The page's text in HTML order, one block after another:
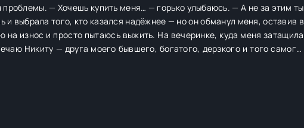
— Хочешь купить меня… — горько улыбаюсь. — А не за этим ты
на износ и просто пытаюсь выжить. На вечеринке, куда меня затащила
Никиту — друга моего бывшего, богатого, дерзкого и того самого,
на ошибку и времени на гордость. Смогу ли я согласиться на его